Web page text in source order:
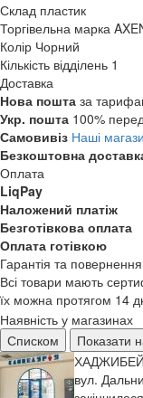
Склад пластик
Торгівельна марка
Колір Чорний
Кількість відділень 1
Доставка
Нова пошта за
Укр. пошта 100%
Самовивіз Наші
Безкоштовна
Оплата
LiqPay
Наложений платіж
Безготівкова оплата
Оплата готівкою
Гарантія та повернення
Всі товари мають
їх можна протягом 14
Наявність у магазинах
Списком
Показати
вул.